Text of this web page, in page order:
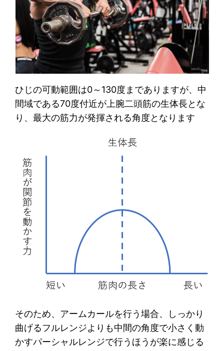
ひじの可動範囲は0～130度までありますが、中
間域である70度付近が上腕二頭筋の生体長とな
り、最大の筋力が発揮される角度となります
そのため、アームカールを行う場合、しっかり
曲げるフルレンジよりも中間の角度で小さく動
かすパーシャルレンジで行うほうが楽に感じる